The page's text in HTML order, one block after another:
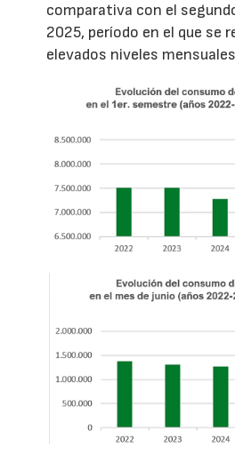
comparativa con el
2025, período en el que se
elevados niveles